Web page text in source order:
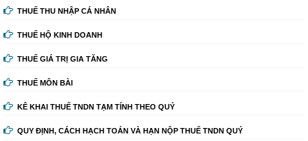
THUẾ THU NHẬP CÁ NHÂN
THUẾ HỘ KINH DOANH
THUẾ GIÁ TRỊ GIA TĂNG
THUẾ MÔN BÀI
KÊ KHAI THUẾ TNDN TẠM TÍNH THEO QUÝ
QUY ĐỊNH, CÁCH HẠCH TOÁN VÀ HẠN NỘP THUẾ TNDN QUÝ